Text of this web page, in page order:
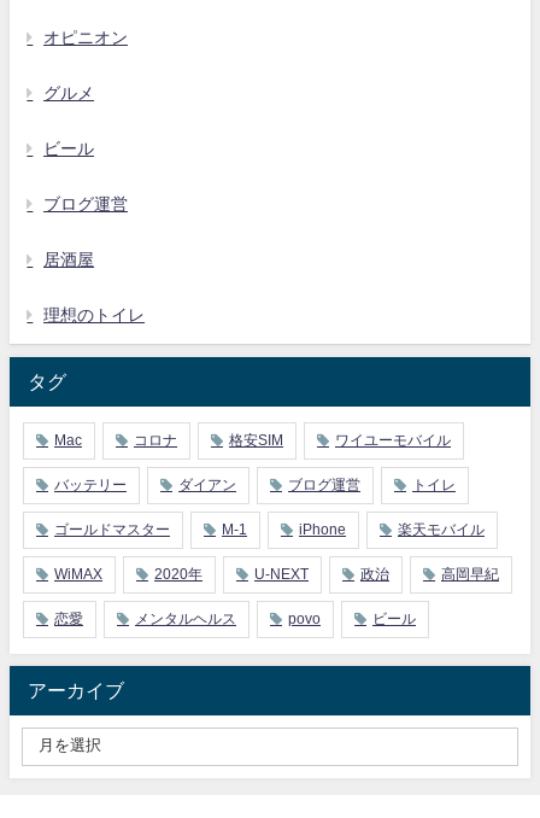
オピニオン
グルメ
ビール
ブログ運営
居酒屋
理想のトイレ
タグ
Mac コロナ 格安SIM ワイユーモバイル
バッテリー ダイアン ブログ運営 トイレ
ゴールドマスター M-1 iPhone 楽天モバイル
WiMAX 2020年 U-NEXT 政治 高岡早紀
恋愛 メンタルヘルス povo ビール
アーカイブ